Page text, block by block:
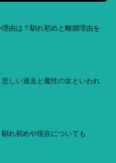
由は？馴れ初めと離婚理由を
しい過去と魔性の女といわれ
れ初めや現在についても